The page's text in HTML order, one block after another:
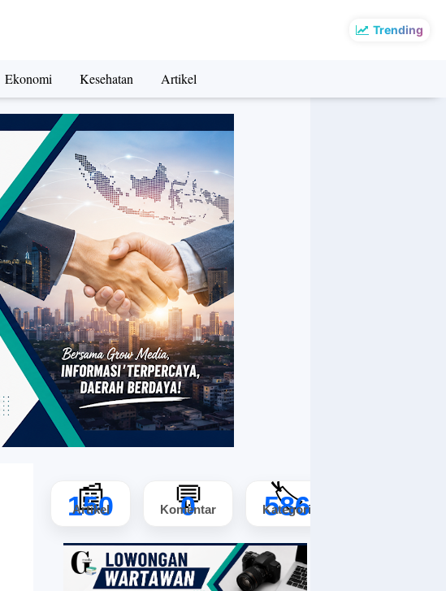
Trending
Ekonomi Kesehatan Artikel
📰
150
Artikel 💬
0
Komentar 🏷️
586
Kategori